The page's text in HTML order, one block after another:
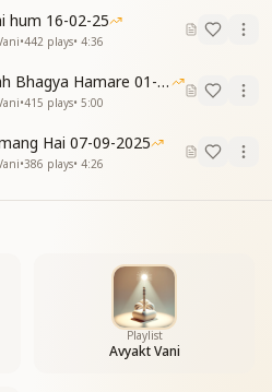
hum 16-02-25
•442 plays• 4:36
Wah Wah Baba Wah Bhagya Hamare 01-02-2026
•415 plays• 5:00
Hai 07-09-2025
•386 plays• 4:26
Playlist
Avyakt Vani